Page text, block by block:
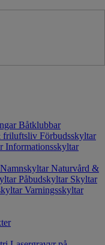
Båtklubbar
friluftsliv Förbudsskyltar
Informationsskyltar
Namnskyltar Naturvård &
Påbudskyltar Skyltar
Varningsskyltar